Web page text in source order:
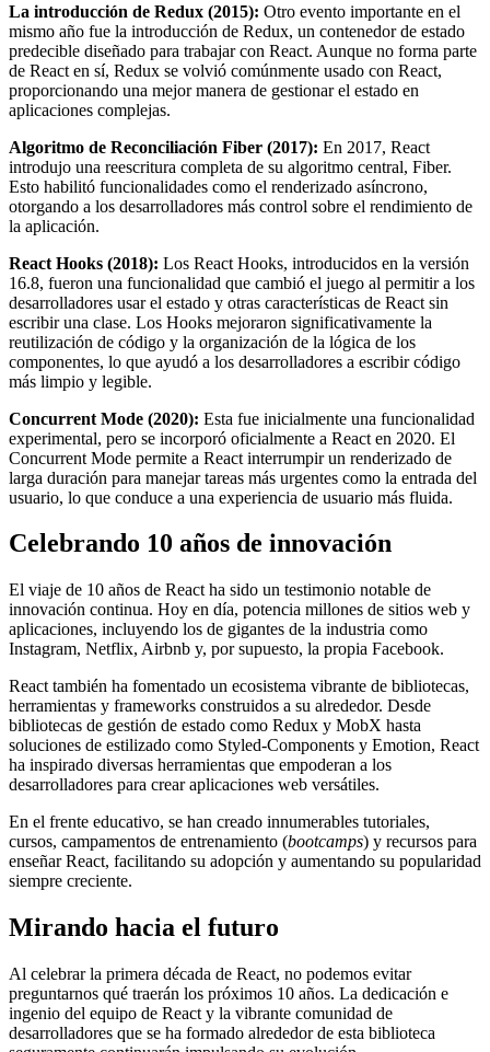
La introducción de Redux (2015): Otro evento importante en el
mismo año fue la introducción de Redux, un contenedor de estado
predecible diseñado para trabajar con React. Aunque no forma parte
de React en sí, Redux se volvió comúnmente usado con React,
proporcionando una mejor manera de gestionar el estado en
aplicaciones complejas.
Algoritmo de Reconciliación Fiber (2017): En 2017, React
introdujo una reescritura completa de su algoritmo central, Fiber.
Esto habilitó funcionalidades como el renderizado asíncrono,
otorgando a los desarrolladores más control sobre el rendimiento de
la aplicación.
React Hooks (2018): Los React Hooks, introducidos en la versión
16.8, fueron una funcionalidad que cambió el juego al permitir a los
desarrolladores usar el estado y otras características de React sin
escribir una clase. Los Hooks mejoraron significativamente la
reutilización de código y la organización de la lógica de los
componentes, lo que ayudó a los desarrolladores a escribir código
más limpio y legible.
Concurrent Mode (2020): Esta fue inicialmente una funcionalidad
experimental, pero se incorporó oficialmente a React en 2020. El
Concurrent Mode permite a React interrumpir un renderizado de
larga duración para manejar tareas más urgentes como la entrada del
usuario, lo que conduce a una experiencia de usuario más fluida.
Celebrando 10 años de innovación
El viaje de 10 años de React ha sido un testimonio notable de
innovación continua. Hoy en día, potencia millones de sitios web y
aplicaciones, incluyendo los de gigantes de la industria como
Instagram, Netflix, Airbnb y, por supuesto, la propia Facebook.
React también ha fomentado un ecosistema vibrante de bibliotecas,
herramientas y frameworks construidos a su alrededor. Desde
bibliotecas de gestión de estado como Redux y MobX hasta
soluciones de estilizado como Styled-Components y Emotion, React
ha inspirado diversas herramientas que empoderan a los
desarrolladores para crear aplicaciones web versátiles.
En el frente educativo, se han creado innumerables tutoriales,
cursos, campamentos de entrenamiento (bootcamps) y recursos para
enseñar React, facilitando su adopción y aumentando su popularidad
siempre creciente.
Mirando hacia el futuro
Al celebrar la primera década de React, no podemos evitar
preguntarnos qué traerán los próximos 10 años. La dedicación e
ingenio del equipo de React y la vibrante comunidad de
desarrolladores que se ha formado alrededor de esta biblioteca